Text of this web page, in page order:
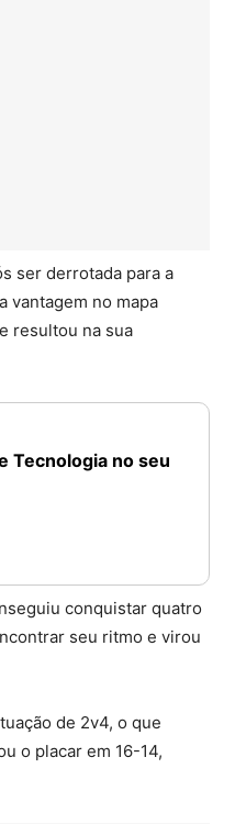
ser derrotada para a
vantagem no mapa
resultou na sua
Tecnologia no seu
conquistar quatro
seu ritmo e virou
de 2v4, o que
o placar em 16-14,